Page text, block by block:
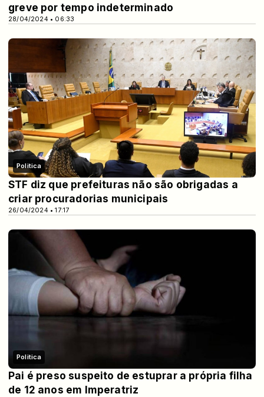
28/04/2024 • 06:33
greve por tempo indeterminado
Politica
26/04/2024 • 17:17
STF diz que prefeituras não são obrigadas a
criar procuradorias municipais
Politica
Pai é preso suspeito de estuprar a própria filha
de 12 anos em Imperatriz